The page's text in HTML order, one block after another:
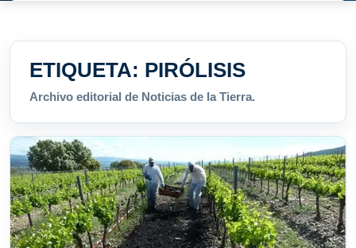
ETIQUETA: PIRÓLISIS
Archivo editorial de Noticias de la Tierra.